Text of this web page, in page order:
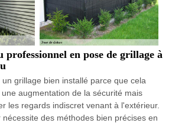
professionnel en pose de grillage à
grillage bien installé parce que cela
augmentation de la sécurité mais
les regards indiscret venant à l'extérieur.
des méthodes bien précises en